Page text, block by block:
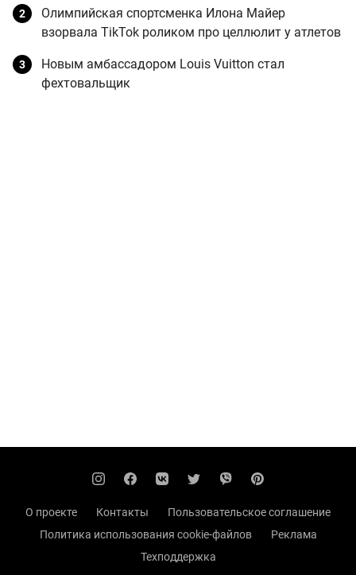
Олимпийская спортсменка Илона Майер
взорвала TikTok роликом про целлюлит у атлетов
Новым амбассадором Louis Vuitton стал
фехтовальщик
О проекте Контакты
Пользовательское соглашение
Политика использования cookie-файлов
Реклама
Техподдержка